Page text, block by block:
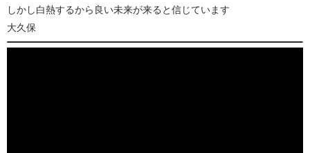
しかし白熱するから良い未来が来ると信じています
大久保